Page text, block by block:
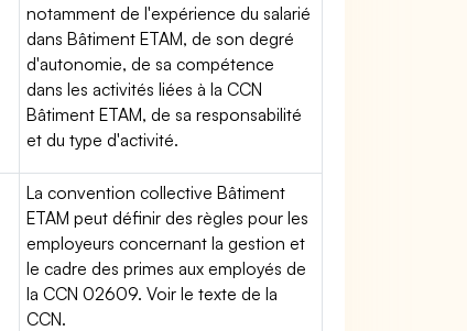
notamment de l'expérience du salarié
dans Bâtiment ETAM, de son degré
d'autonomie, de sa compétence
dans les activités liées à la CCN
Bâtiment ETAM, de sa responsabilité
et du type d'activité.
La convention collective Bâtiment
ETAM peut définir des règles pour les
employeurs concernant la gestion et
le cadre des primes aux employés de
la CCN 02609. Voir le texte de la
CCN.